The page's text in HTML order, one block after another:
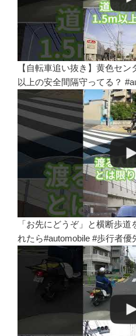
【自転車追い抜き】黄色セ
以上の安全間隔守ってる？
「お先にどうぞ」と横断歩
れたら#automobile #歩行者優